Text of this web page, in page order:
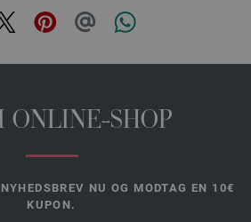
ONLINE-SHOP
NU OG MODTAG EN 10€
KUPON.